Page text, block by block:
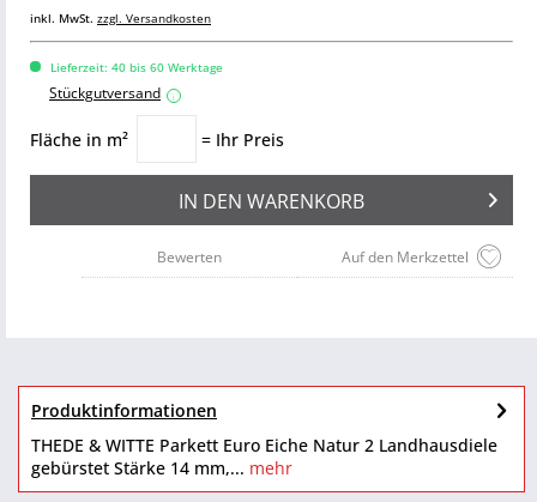
inkl. MwSt. zzgl. Versandkosten
Lieferzeit: 40 bis 60 Werktage
Stückgutversand i
Fläche in m² = Ihr Preis
IN DEN WARENKORB
Auf den Merkzettel
Bewerten
Produktinformationen
THEDE & WITTE Parkett Euro Eiche Natur 2 Landhausdiele
gebürstet Stärke 14 mm,... mehr